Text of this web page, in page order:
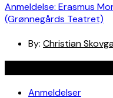
Anmeldelse: Erasmus
(Grønnegårds Teatret)
By: Christian
Anmeldelser